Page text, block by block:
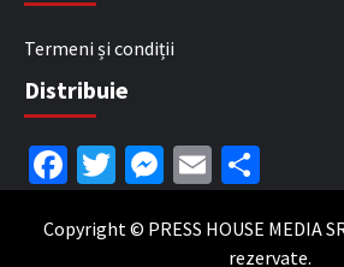
Termeni și condiții
Distribuie
Facebook
Twitter
Messenger
Email
Copyright © PRESS HOUSE MEDIA
rezervate.